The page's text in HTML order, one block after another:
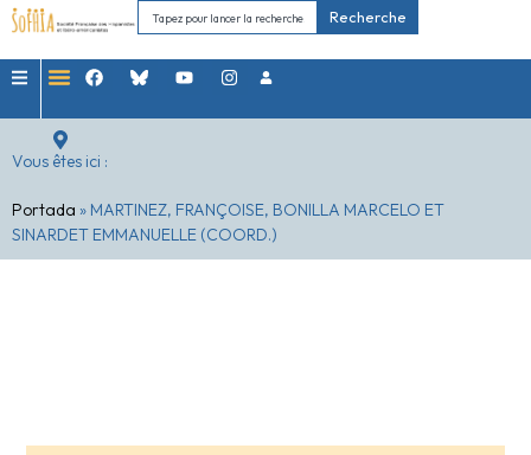
Recherche
Vous êtes ici :
Portada » MARTINEZ, FRANÇOISE, BONILLA MARCELO ET
SINARDET EMMANUELLE (COORD.)